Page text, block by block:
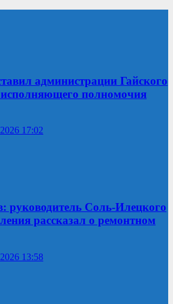
администрации Гайского
полномочия
17:02
руководитель Соль-Илецкого
рассказал о ремонтном
13:58